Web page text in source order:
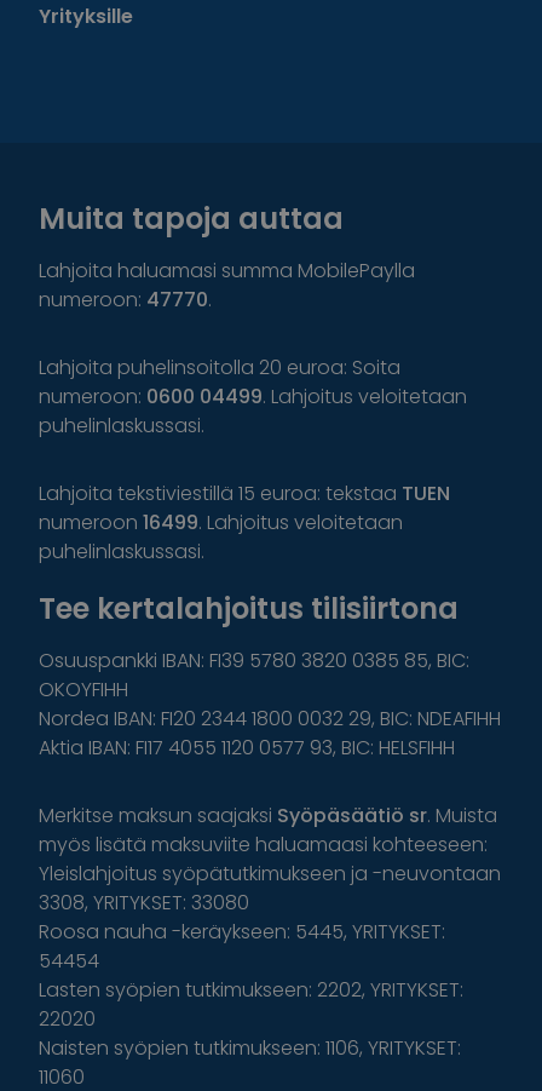
Yrityksille
Muita tapoja auttaa
Lahjoita haluamasi summa MobilePaylla
numeroon: 47770.
Lahjoita puhelinsoitolla 20 euroa: Soita
numeroon: 0600 04499. Lahjoitus veloitetaan
puhelinlaskussasi.
Lahjoita tekstiviestillä 15 euroa: tekstaa TUEN
numeroon 16499. Lahjoitus veloitetaan
puhelinlaskussasi.
Tee kertalahjoitus tilisiirtona
Osuuspankki IBAN: FI39 5780 3820 0385 85, BIC:
OKOYFIHH
Nordea IBAN: FI20 2344 1800 0032 29, BIC: NDEAFIHH
Aktia IBAN: FI17 4055 1120 0577 93, BIC: HELSFIHH
Merkitse maksun saajaksi Syöpäsäätiö sr. Muista
myös lisätä maksuviite haluamaasi kohteeseen:
Yleislahjoitus syöpätutkimukseen ja -neuvontaan
3308, YRITYKSET: 33080
Roosa nauha -keräykseen: 5445, YRITYKSET:
54454
Lasten syöpien tutkimukseen: 2202, YRITYKSET:
22020
Naisten syöpien tutkimukseen: 1106, YRITYKSET:
11060